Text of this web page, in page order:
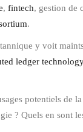
, fintech, gestion de
.
y voit
ledger
potentiels de
? Quels en sont